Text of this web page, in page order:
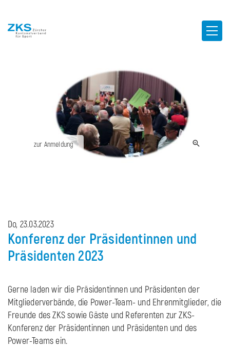
zur Anmeldung
Do, 23.03.2023
Konferenz der Präsidentinnen und
Präsidenten 2023
Gerne laden wir die Präsidentinnen und Präsidenten der
Mitgliederverbände, die Power-Team- und Ehrenmitglieder, die
Freunde des ZKS sowie Gäste und Referenten zur ZKS-
Konferenz der Präsidentinnen und Präsidenten und des
Power-Teams ein.